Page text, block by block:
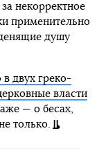
некорректное
применительно
душу
двух греко-
власти
— о бесах,
только.